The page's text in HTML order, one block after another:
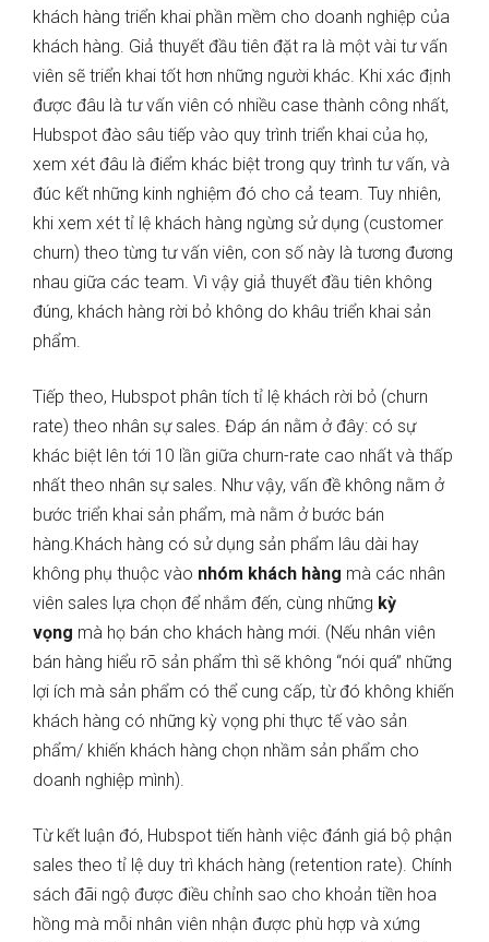
khách hàng triển khai phần mềm cho doanh nghiệp của
khách hàng. Giả thuyết đầu tiên đặt ra là một vài tư vấn
viên sẽ triển khai tốt hơn những người khác. Khi xác định
được đâu là tư vấn viên có nhiều case thành công nhất,
Hubspot đào sâu tiếp vào quy trình triển khai của họ,
xem xét đâu là điểm khác biệt trong quy trình tư vấn, và
đúc kết những kinh nghiệm đó cho cả team. Tuy nhiên,
khi xem xét tỉ lệ khách hàng ngừng sử dụng (customer
churn) theo từng tư vấn viên, con số này là tương đương
nhau giữa các team. Vì vậy giả thuyết đầu tiên không
đúng, khách hàng rời bỏ không do khâu triển khai sản
phẩm.
Tiếp theo, Hubspot phân tích tỉ lệ khách rời bỏ (churn
rate) theo nhân sự sales. Đáp án nằm ở đây: có sự
khác biệt lên tới 10 lần giữa churn-rate cao nhất và thấp
nhất theo nhân sự sales. Như vậy, vấn đề không nằm ở
bước triển khai sản phẩm, mà nằm ở bước bán
hàng.Khách hàng có sử dụng sản phẩm lâu dài hay
không phụ thuộc vào nhóm khách hàng mà các nhân
viên sales lựa chọn để nhắm đến, cùng những kỳ
vọng mà họ bán cho khách hàng mới. (Nếu nhân viên
bán hàng hiểu rõ sản phẩm thì sẽ không “nói quá” những
lợi ích mà sản phẩm có thể cung cấp, từ đó không khiến
khách hàng có những kỳ vọng phi thực tế vào sản
phẩm/ khiến khách hàng chọn nhầm sản phẩm cho
doanh nghiệp mình).
Từ kết luận đó, Hubspot tiến hành việc đánh giá bộ phận
sales theo tỉ lệ duy trì khách hàng (retention rate). Chính
sách đãi ngộ được điều chỉnh sao cho khoản tiền hoa
hồng mà mỗi nhân viên nhận được phù hợp và xứng